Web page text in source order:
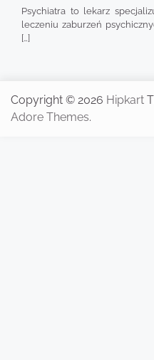
Psychiatra to lekarz
leczeniu zaburzeń
[…]
Copyright © 2026 Hipkart
Adore Themes.